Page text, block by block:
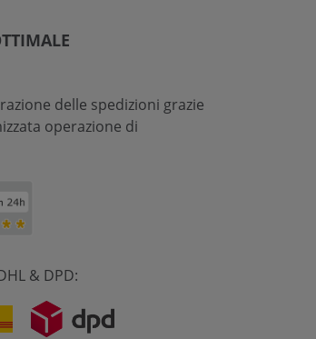
delle spedizioni grazie
operazione di
& DPD: